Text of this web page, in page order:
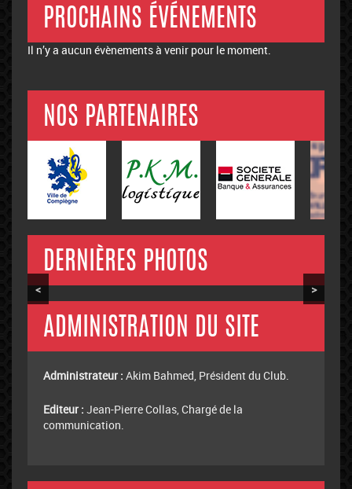
PROCHAINS ÉVÉNEMENTS
Il n’y a aucun évènements à venir pour le moment.
NOS PARTENAIRES
DERNIÈRES PHOTOS
< >
ADMINISTRATION DU SITE
Administrateur : Akim Bahmed, Président du Club.
Editeur : Jean-Pierre Collas, Chargé de la
communication.